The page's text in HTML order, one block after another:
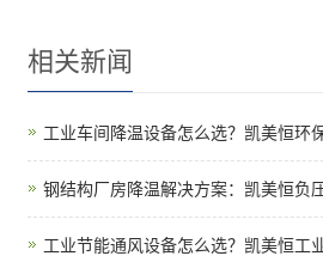
相关新闻
工业车间降温设备怎么选？凯美恒环
钢结构厂房降温解决方案：凯美恒负
工业节能通风设备怎么选？凯美恒工